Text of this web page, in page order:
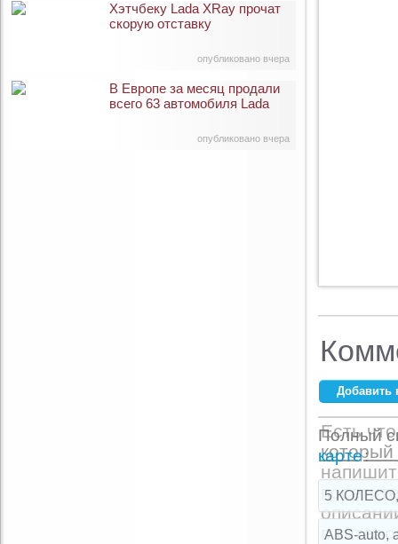
опубликовано вчера
Хэтчбеку Lada XRay прочат
скорую отставку
опубликовано вчера
В Европе за месяц продали
всего 63 автомобиля Lada
Ваше имя:
E-mail:*
Комментарий:
Добавить
Полный
карте:
5 КОЛЕСО,
ABS-auto,
Есть
в